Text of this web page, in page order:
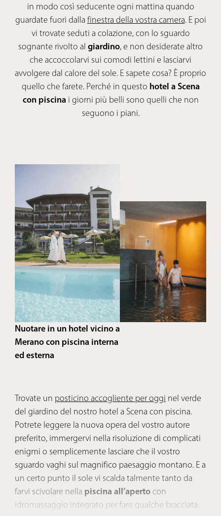
in modo così seducente ogni mattina quando
guardate fuori dalla finestra della vostra camera. E poi
vi trovate seduti a colazione, con lo sguardo
sognante rivolto al giardino, e non desiderate altro
che accoccolarvi sui comodi lettini e lasciarvi
avvolgere dal calore del sole. E sapete cosa? È proprio
quello che farete. Perché in questo hotel a Scena
con piscina i giorni più belli sono quelli che non
seguono i piani.
Nuotare in un hotel vicino a
Merano con piscina interna
ed esterna
Trovate un posticino accogliente per oggi nel verde
del giardino del nostro hotel a Scena con piscina.
Potrete leggere la nuova opera del vostro autore
preferito, immergervi nella risoluzione di complicati
enigmi o semplicemente lasciare che il vostro
sguardo vaghi sul magnifico paesaggio montano. E a
un certo punto il sole vi scalda talmente tanto da
farvi scivolare nella piscina all’apertocon
idromassaggio integrato per fare qualche bracciata.